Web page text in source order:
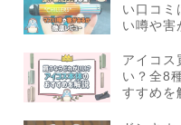
い口コミ
い噂や害
アイコス
い？全8
すすめを